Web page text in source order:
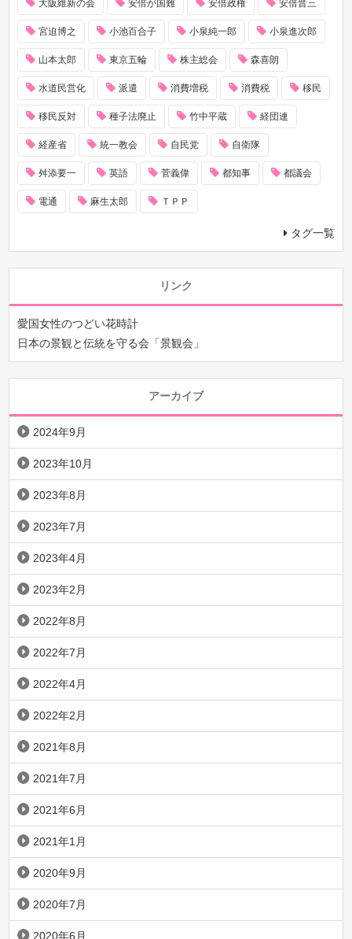
大阪維新の会 安倍が国難 安倍政権 安倍晋三
宮迫博之 小池百合子 小泉純一郎 小泉進次郎
山本太郎 東京五輪 株主総会 森喜朗
水道民営化 派遣 消費増税 消費税 移民
移民反対 種子法廃止 竹中平蔵 経団連
経産省 統一教会 自民党 自衛隊
舛添要一 英語 菅義偉 都知事 都議会
電通 麻生太郎 ＴＰＰ
タグ一覧
リンク
愛国女性のつどい花時計
日本の景観と伝統を守る会「景観会」
アーカイブ
2024年9月
2023年10月
2023年8月
2023年7月
2023年4月
2023年2月
2022年8月
2022年7月
2022年4月
2022年2月
2021年8月
2021年7月
2021年6月
2021年1月
2020年9月
2020年7月
2020年6月